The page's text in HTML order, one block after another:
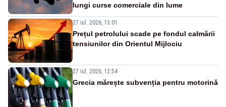
lungi curse comerciale din lume
27 iul. 2026, 13:01
Prețul petrolului scade pe fondul calmării
tensiunilor din Orientul Mijlociu
27 iul. 2026, 12:54
Grecia mărește subvenția pentru motorină